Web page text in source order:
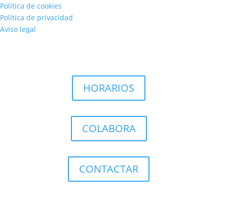
Política de cookies
Política de privacidad
Aviso legal
HORARIOS
COLABORA
CONTACTAR